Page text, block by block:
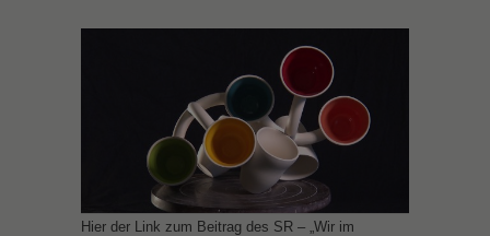
Hier der Link zum Beitrag des SR – „Wir im